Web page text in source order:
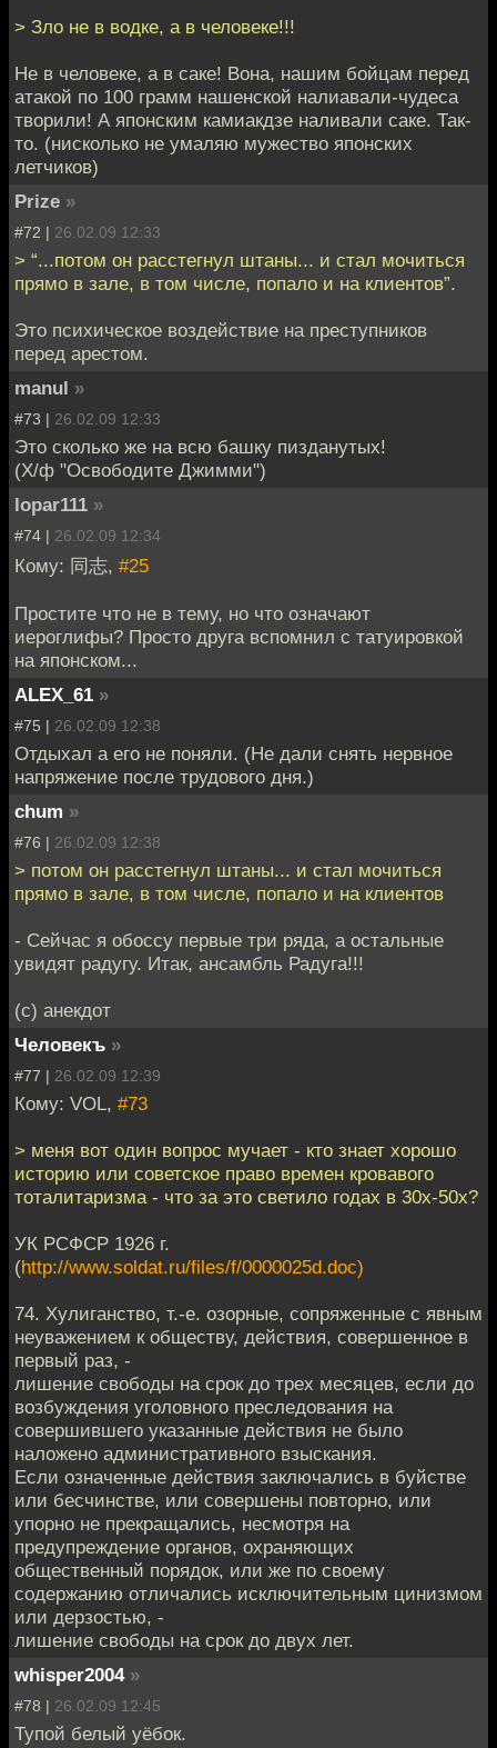
> Зло не в водке, а в человеке!!!
Не в человеке, а в саке! Вона, нашим бойцам перед
атакой по 100 грамм нашенской налиавали-чудеса
творили! А японским камиакдзе наливали саке. Так-
то. (нисколько не умаляю мужество японских
летчиков)
Prize »
#72 | 26.02.09 12:33
> “...потом он расстегнул штаны... и стал мочиться
прямо в зале, в том числе, попало и на клиентов”.
Это психическое воздействие на преступников
перед арестом.
manul »
#73 | 26.02.09 12:33
Это сколько же на всю башку пизданутых!
(Х/ф "Освободите Джимми")
lopar111 »
#74 | 26.02.09 12:34
Кому: 同志, #25
Простите что не в тему, но что означают
иероглифы? Просто друга вспомнил с татуировкой
на японском...
ALEX_61 »
#75 | 26.02.09 12:38
Отдыхал а его не поняли. (Не дали снять нервное
напряжение после трудового дня.)
chum »
#76 | 26.02.09 12:38
> потом он расстегнул штаны... и стал мочиться
прямо в зале, в том числе, попало и на клиентов
- Сейчас я обоссу первые три ряда, а остальные
увидят радугу. Итак, ансамбль Радуга!!!
(с) анекдот
Человекъ »
#77 | 26.02.09 12:39
Кому: VOL, #73
> меня вот один вопрос мучает - кто знает хорошо
историю или советское право времен кровавого
тоталитаризма - что за это светило годах в 30х-50х?
УК РСФСР 1926 г.
(http://www.soldat.ru/files/f/0000025d.doc)
74. Хулиганство, т.-е. озорные, сопряженные с явным
неуважением к обществу, действия, совершенное в
первый раз, -
лишение свободы на срок до трех месяцев, если до
возбуждения уголовного преследования на
совершившего указанные действия не было
наложено административного взыскания.
Если означенные действия заключались в буйстве
или бесчинстве, или совершены повторно, или
упорно не прекращались, несмотря на
предупреждение органов, охраняющих
общественный порядок, или же по своему
содержанию отличались исключительным цинизмом
или дерзостью, -
лишение свободы на срок до двух лет.
whisper2004 »
#78 | 26.02.09 12:45
Тупой белый уёбок.